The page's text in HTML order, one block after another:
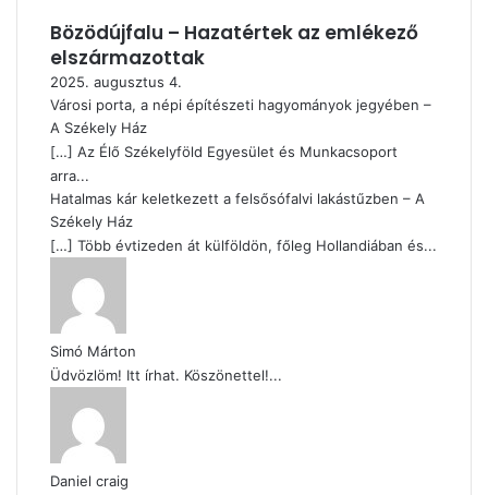
Bözödújfalu – Hazatértek az emlékező
elszármazottak
2025. augusztus 4.
Városi porta, a népi építészeti hagyományok jegyében –
A Székely Ház
[…] Az Élő Székelyföld Egyesület és Munkacsoport
arra...
Hatalmas kár keletkezett a felsősófalvi lakástűzben – A
Székely Ház
[…] Több évtizeden át külföldön, főleg Hollandiában és...
Simó Márton
Üdvözlöm! Itt írhat. Köszönettel!...
Daniel craig